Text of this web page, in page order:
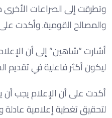
وتطرقت إلى الصراعات
والمصالح القومية. وأكدت
أشارت “شاهين” إلى أن
ليكون أكثر فاعلية في تقديم
أكدت على أن الإعلام يجب
لتحقيق تغطية إعلامية